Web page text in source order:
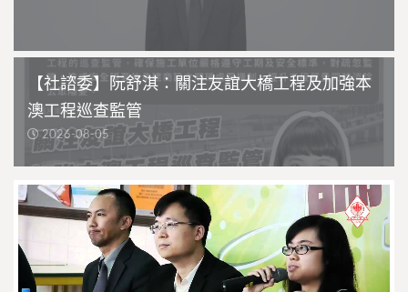
【社諮委】阮舒淇：關注友誼大橋工程及加強本
澳工程巡查監管
2026-08-05